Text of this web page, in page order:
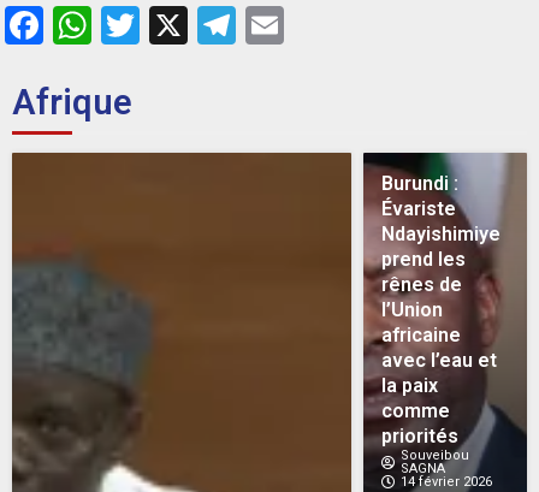
Facebook
WhatsApp
Twitter
X Telegram
Afrique
Burundi :
Évariste
Ndayishimiye
prend les
rênes de
l’Union
africaine
avec l’eau et
la paix
comme
priorités
Souveibou
SAGNA
14 février 2026